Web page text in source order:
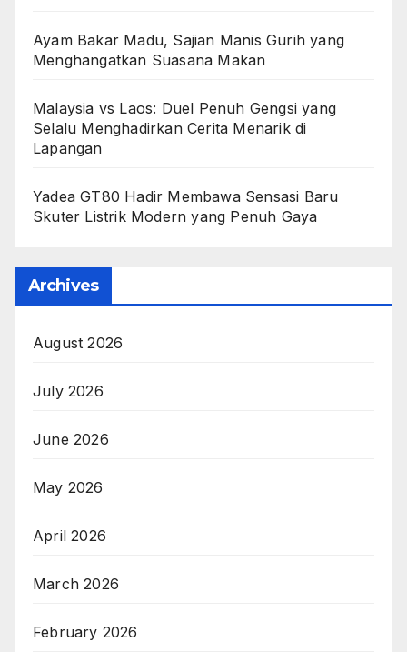
Ayam Bakar Madu, Sajian Manis Gurih yang
Menghangatkan Suasana Makan
Malaysia vs Laos: Duel Penuh Gengsi yang
Selalu Menghadirkan Cerita Menarik di
Lapangan
Yadea GT80 Hadir Membawa Sensasi Baru
Skuter Listrik Modern yang Penuh Gaya
Archives
August 2026
July 2026
June 2026
May 2026
April 2026
March 2026
February 2026